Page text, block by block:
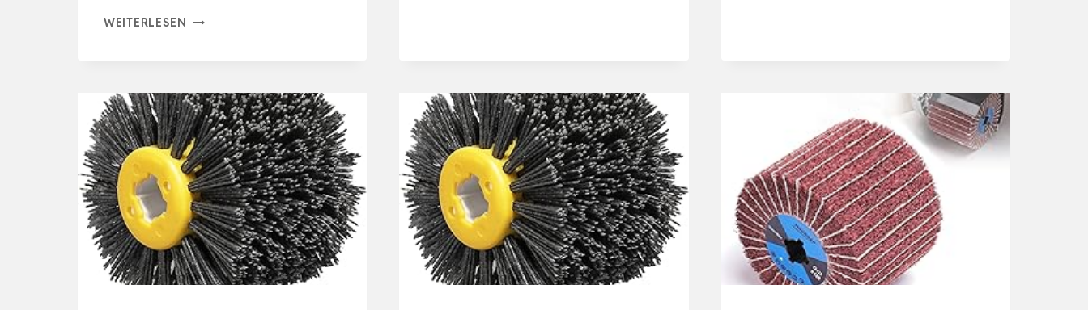
WEITERLESEN 9-
BOHRMASCHINEN
SET
–
SCHLEIFBÜRSTEN
AUFSATZ
ZUM
ENTROSTEN,
ENTLACKEN,
…
PROFI
125
SCHLEIFSCHEIBEN
RUND
8
LOCH
FÜR
EXZENTE…
NYLONBÜRSTE
FÜR
WINKELSCHLEIFER
BOHRMASCHINE
BORSTENBÜ…